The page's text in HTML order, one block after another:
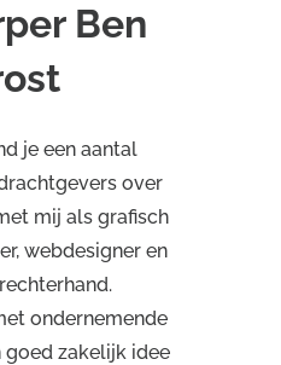
Ben
je een aantal
over
mij als grafisch
webdesigner en
ondernemende
goed zakelijk idee